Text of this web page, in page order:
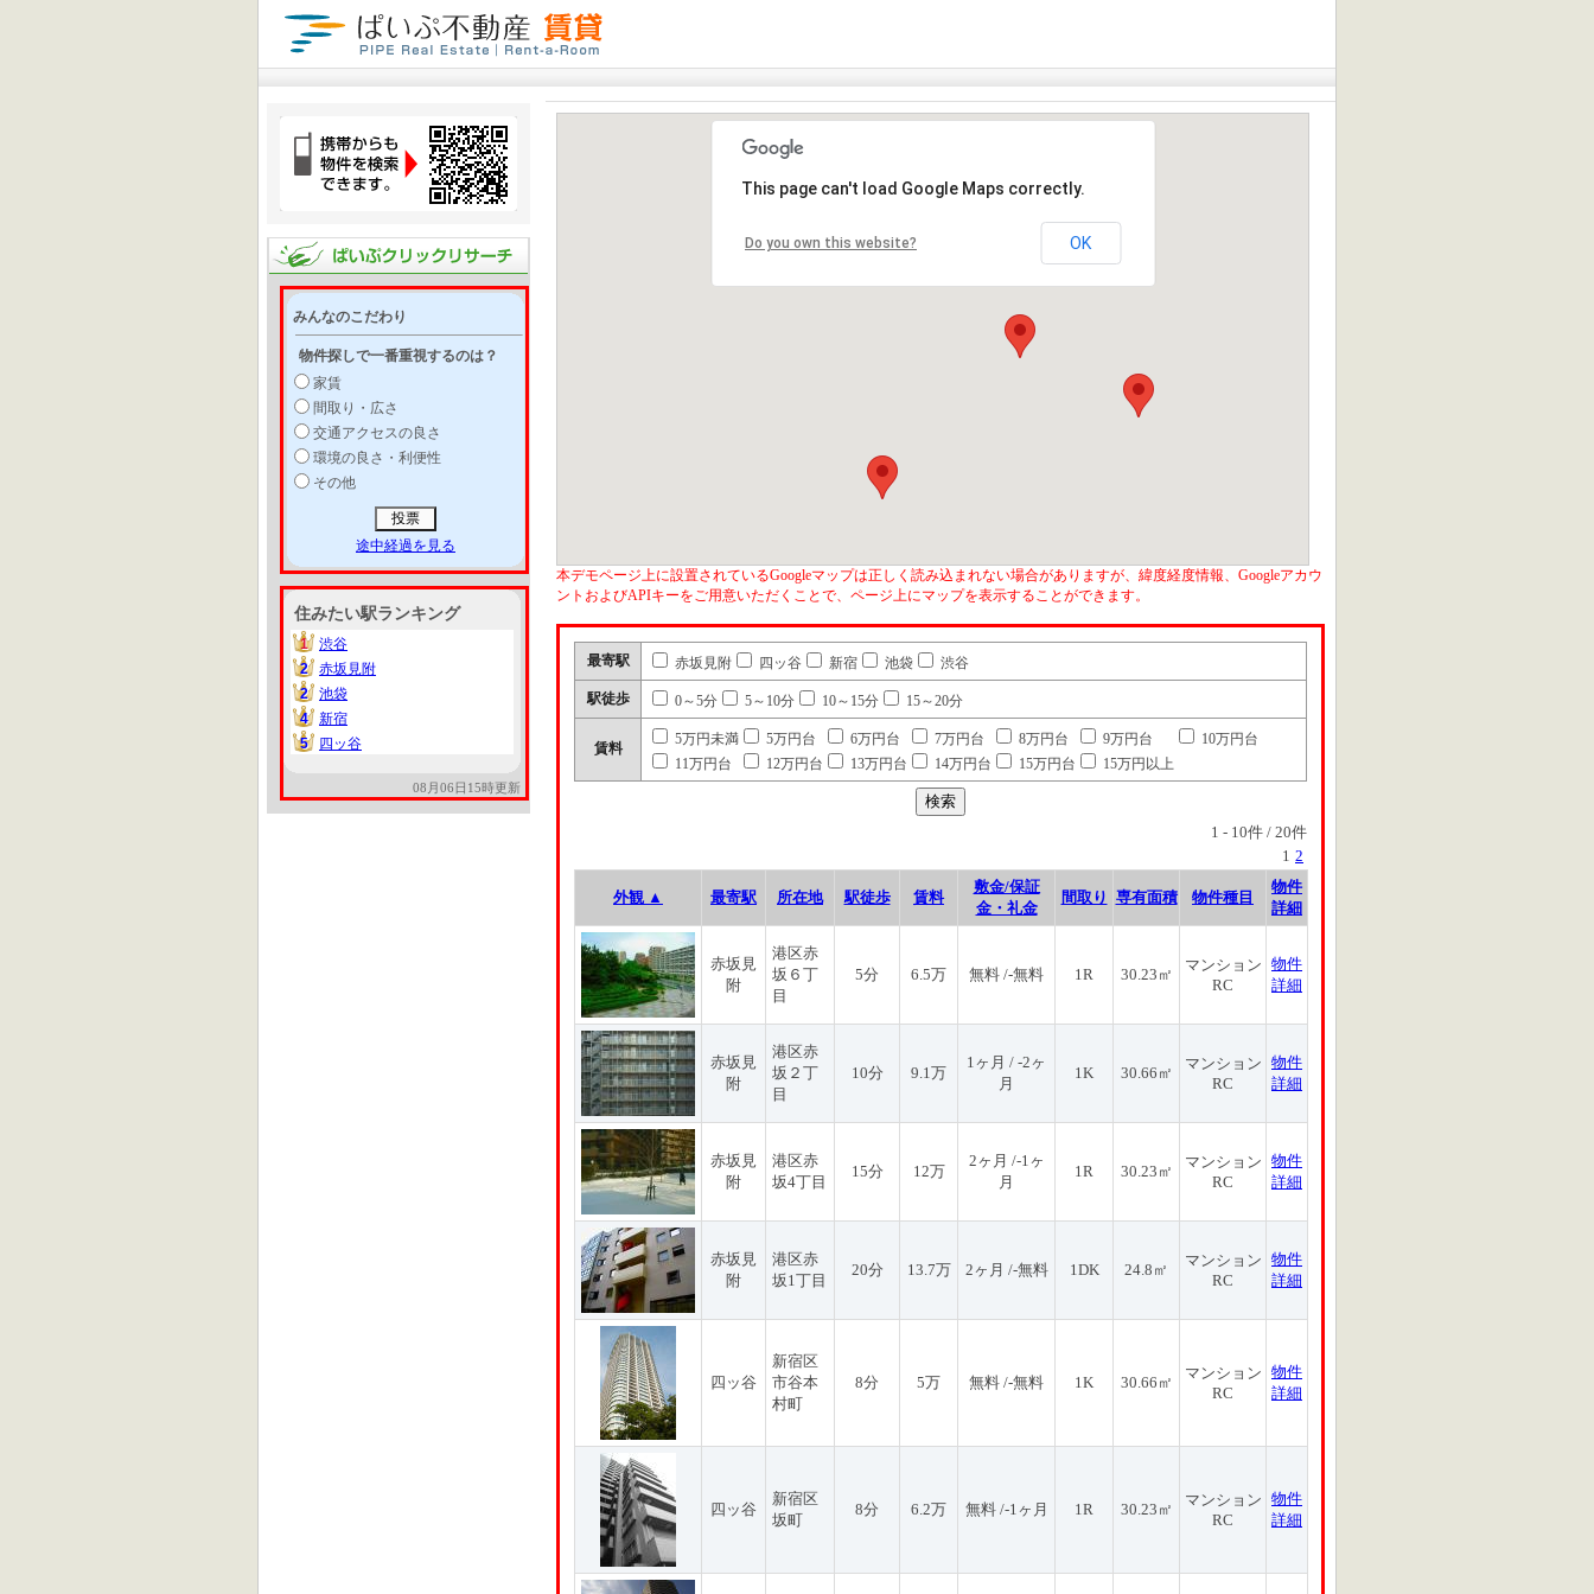
みんなのこだわり
物件探しで一番重視するのは？
家賃
間取り・広さ
交通アクセスの良さ
環境の良さ・利便性
その他
途中経過を見る
住みたい駅ランキング
1
1
渋谷
2
2
赤坂見附
2
2
池袋
4
4
新宿
5
5 四ッ谷
08月06日15時更新
This page can't load Google Maps correctly.
Do you own this website? OK
本デモページ上に設置されているGoogleマップは正しく読み込まれない場合がありますが、緯度経度情報、Googleアカウ
ントおよびAPIキーをご用意いただくことで、ページ上にマップを表示することができます。
最寄駅 赤坂見附 四ッ谷 新宿 池袋 渋谷
駅徒歩 0～5分 5～10分 10～15分 15～20分
賃料
5万円未満 5万円台 6万円台 7万円台 8万円台 9万円台
10万円台
11万円台
12万円台 13万円台 14万円台 15万円台 15万円以上
1 - 10件 / 20件
1 2
外観 ▲ 最寄駅 所在地 駅徒歩 賃料
敷金/保証
金・礼金
間取り 専有面積 物件種目
物件
詳細
赤坂見
附
港区赤
坂６丁
目
5分 6.5万 無料 /-無料 1R 30.23㎡
マンション
RC
物件
詳細
赤坂見
附
港区赤
坂２丁
目
10分 9.1万
1ヶ月 / -2ヶ
月
1K 30.66㎡
マンション
RC
物件
詳細
赤坂見
附
港区赤
坂4丁目
15分 12万
2ヶ月 /-1ヶ
月
1R 30.23㎡
マンション
RC
物件
詳細
赤坂見
附
港区赤
坂1丁目
20分 13.7万 2ヶ月 /-無料 1DK 24.8㎡
マンション
RC
物件
詳細
四ッ谷
新宿区
市谷本
村町
8分 5万 無料 /-無料 1K 30.66㎡
マンション
RC
物件
詳細
四ッ谷
新宿区
坂町
8分 6.2万 無料 /-1ヶ月 1R 30.23㎡
マンション
RC
物件
詳細